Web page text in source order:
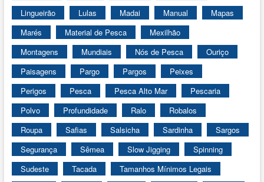
Lingueirão
Lulas Madai Manual
Mapas
Marés
Material de Pesca
Mexilhão
Montagens
Mundiais Nós de Pesca
Ouriço
Paisagens
Pargo Pargos
Peixes
Perigos
Pesca Pesca Alto Mar
Pescaria
Polvo
Profundidade Ralo
Robalos
Roupa
Safias Salsicha Sardinha
Sargos
Segurança
Sêmea Slow Jigging
Spinning
Sudeste
Tacada
Tamanhos Mínimos Legais